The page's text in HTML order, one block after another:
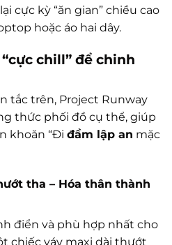
cực kỳ “ăn gian” chiều cao
hoặc áo hai dây.
chill” để chinh
tắc trên, Project Runway
thức phối đồ cụ thể, giúp
khoăn “Đi đầm lập an mặc
tha – Hóa thân thành
điển và phù hợp nhất cho
chiếc váy maxi dài thướt